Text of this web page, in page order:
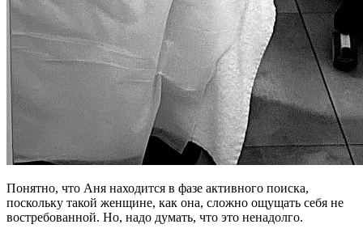
Понятно, что Аня находится в фазе активного поиска,
поскольку такой женщине, как она, сложно ощущать себя не
востребованной. Но, надо думать, что это ненадолго.